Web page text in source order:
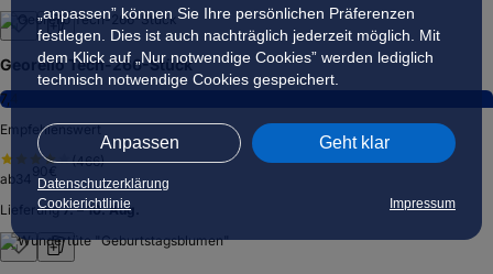
„anpassen” können Sie Ihre persönlichen Präferenzen
festlegen. Dies ist auch nachträglich jederzeit möglich. Mit
dem Klick auf „Nur notwendige Cookies” werden lediglich
technisch notwendige Cookies gespeichert.
Anpassen Geht klar
Datenschutzerklärung
Cookierichtlinie
Impressum
Georello Tech-266-Stück
7,4
Empfehlenswert
(466)
ab
Lieferung 7. – 10. Aug.